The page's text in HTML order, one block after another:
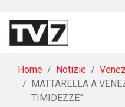
Home Notizie
MATTARELLA A
TIMIDEZZE”